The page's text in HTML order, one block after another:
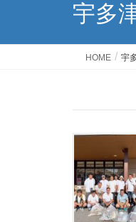
宇多
HOME 宇